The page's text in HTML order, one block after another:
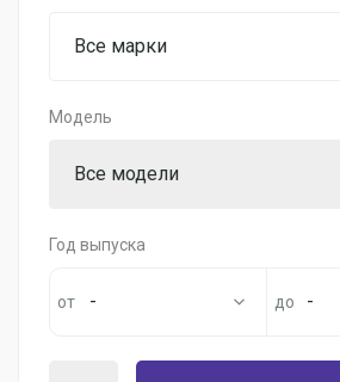
Все марки
Модель
Все модели
Год выпуска
- -